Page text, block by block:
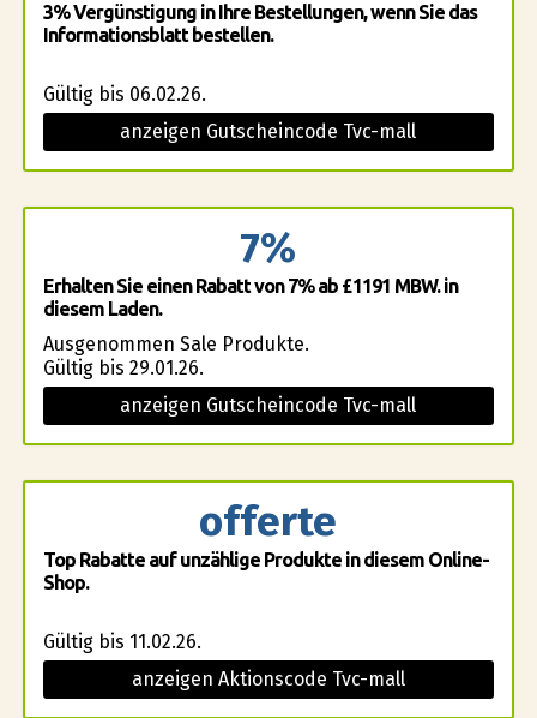
3% Vergünstigung in Ihre Bestellungen, wenn Sie das
Informationsblatt bestellen.
Gültig bis 06.02.26.
anzeigen Gutscheincode Tvc-mall
7%
Erhalten Sie einen Rabatt von 7% ab £1191 MBW. in
diesem Laden.
Ausgenommen Sale Produkte.
Gültig bis 29.01.26.
anzeigen Gutscheincode Tvc-mall
offerte
Top Rabatte auf unzählige Produkte in diesem Online-
Shop.
Gültig bis 11.02.26.
anzeigen Aktionscode Tvc-mall